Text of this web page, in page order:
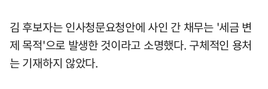
김 후보자는 인사청문요청안에 사인 간 채무는 '세금 변
제 목적'으로 발생한 것이라고 소명했다. 구체적인 용처
는 기재하지 않았다.